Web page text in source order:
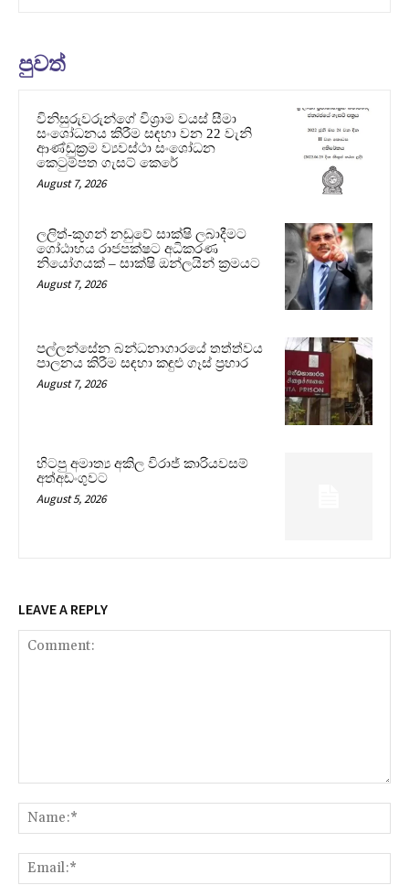
පුවත්
විනිසුරුවරුන්ගේ විශ්‍රාම වයස් සීමා
සංශෝධනය කිරීම සඳහා වන 22 වැනි
ආණ්ඩුක්‍රම ව්‍යවස්ථා සංශෝධන
කෙටුම්පත ගැසට් කෙරේ
August 7, 2026
ලලිත්-කූගන් නඩුවේ සාක්ෂි ලබාදීමට
ගෝඨාභය රාජපක්ෂට අධිකරණ
නියෝගයක් – සාක්ෂි ඔන්ලයින් ක්‍රමයට
August 7, 2026
පල්ලන්සේන බන්ධනාගාරයේ තත්ත්වය
පාලනය කිරීම සඳහා කඳුළු ගෑස් ප්‍රහාර
August 7, 2026
හිටපු අමාත්‍ය අකිල විරාජ් කාරියවසම්
අත්අඩංගුවට
August 5, 2026
LEAVE A REPLY